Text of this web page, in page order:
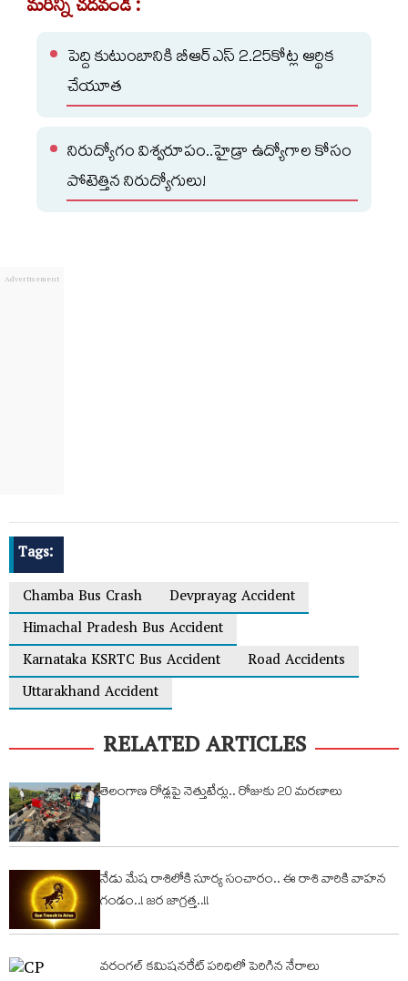
మరిన్ని చదవండి :
పెద్ది కుటుంబానికి బీఆర్ఎస్ 2.25కోట్ల ఆర్థిక
చేయూత
నిరుద్యోగం విశ్వరూపం..హైడ్రా ఉద్యోగాల కోసం
పోటెత్తిన నిరుద్యోగులు!
Tags:
Chamba Bus Crash
Devprayag Accident
Himachal Pradesh Bus Accident
Karnataka KSRTC Bus Accident
Road Accidents
Uttarakhand Accident
RELATED ARTICLES
తెలంగాణ రోడ్లపై నెత్తుటేర్లు.. రోజుకు 20 మరణాలు
నేడు మేష రాశిలోకి సూర్య సంచారం.. ఈ రాశి వారికి వాహ‌న
గండం..! జ‌ర జాగ్ర‌త్త‌..!!
వరంగల్ కమిషనరేట్ పరిధిలో పెరిగిన నేరాలు